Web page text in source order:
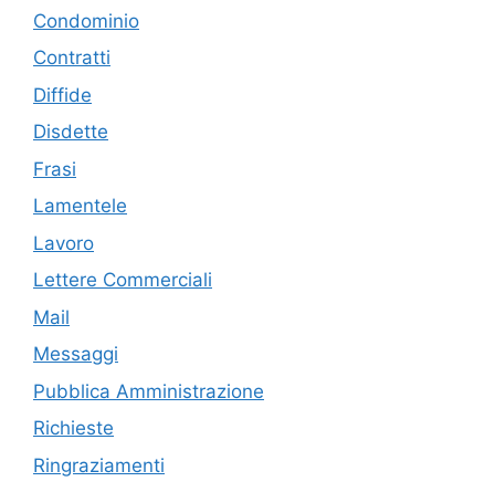
Condominio
Contratti
Diffide
Disdette
Frasi
Lamentele
Lavoro
Lettere Commerciali
Mail
Messaggi
Pubblica Amministrazione
Richieste
Ringraziamenti